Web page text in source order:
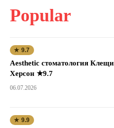
Popular
★ 9.7
Aesthetic стоматология
Херсон ★9.7
06.07.2026
★ 9.9